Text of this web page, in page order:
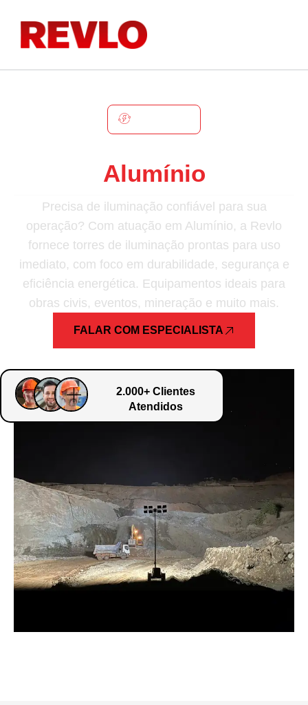
Alumínio
Precisa de iluminação confiável para sua
operação? Com atuação em Alumínio, a Revlo
fornece torres de iluminação prontas para uso
imediato, com foco em durabilidade, segurança e
eficiência energética. Equipamentos ideais para
obras civis, eventos, mineração e muito mais.
FALAR COM ESPECIALISTA
2.000+ Clientes
Atendidos